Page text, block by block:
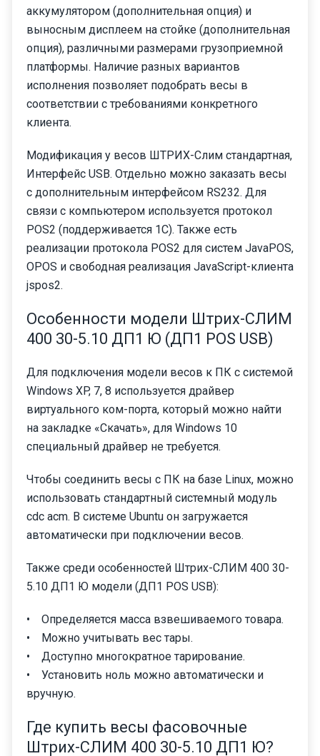
аккумулятором (дополнительная опция) и
выносным дисплеем на стойке (дополнительная
опция), различными размерами грузоприемной
платформы. Наличие разных вариантов
исполнения позволяет подобрать весы в
соответствии с требованиями конкретного
клиента.
Модификация у весов ШТРИХ-Слим стандартная,
Интерфейс USB. Отдельно можно заказать весы
с дополнительным интерфейсом RS232. Для
связи с компьютером используется протокол
POS2 (поддерживается 1С). Также есть
реализации протокола POS2 для систем JavaPOS,
OPOS и свободная реализация JavaScript-клиента
jspos2.
Особенности модели Штрих-СЛИМ
400 30-5.10 ДП1 Ю (ДП1 POS USB)
Для подключения модели весов к ПК с системой
Windows XP, 7, 8 используется драйвер
виртуального ком-порта, который можно найти
на закладке «Скачать», для Windows 10
специальный драйвер не требуется.
Чтобы соединить весы с ПК на базе Linux, можно
использовать стандартный системный модуль
cdc acm. В системе Ubuntu он загружается
автоматически при подключении весов.
Также среди особенностей Штрих-СЛИМ 400 30-
5.10 ДП1 Ю модели (ДП1 POS USB):
• Определяется масса взвешиваемого товара.
• Можно учитывать вес тары.
• Доступно многократное тарирование.
• Установить ноль можно автоматически и
вручную.
Где купить весы фасовочные
Штрих-СЛИМ 400 30-5.10 ДП1 Ю?